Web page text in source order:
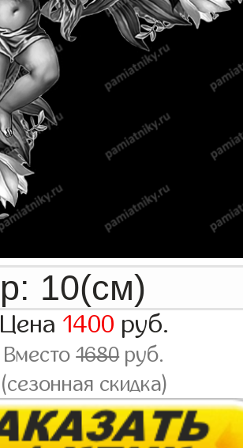
Цена 1400 руб.
Вместо1680руб.
(сезонная скидка)